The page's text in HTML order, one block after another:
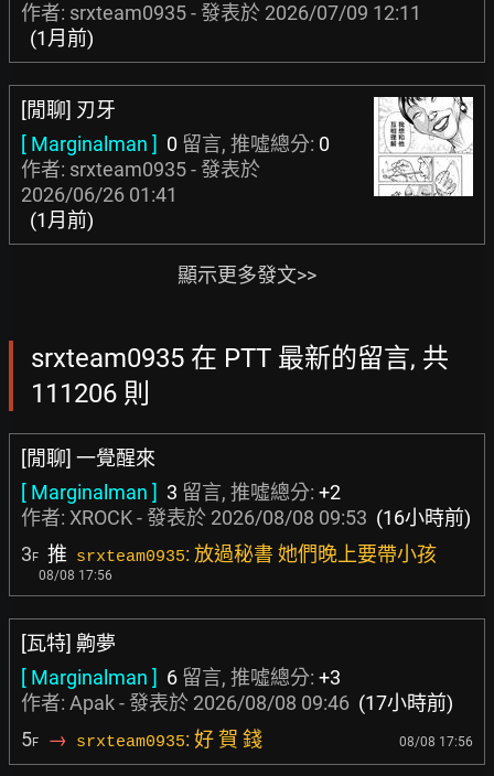
作者: srxteam0935 - 發表於 2026/07/09 12:11
(1月前)
[閒聊] 刃牙
[ Marginalman ] 0 留言, 推噓總分: 0
作者: srxteam0935 - 發表於
2026/06/26 01:41
(1月前)
顯示更多發文>>
srxteam0935 在 PTT 最新的留言, 共
111206 則
[閒聊] 一覺醒來
[ Marginalman ] 3 留言, 推噓總分: +2
作者: XROCK- 發表於 2026/08/08 09:53 (16小時前)
3F 推 srxteam0935: 放過秘書 她們晚上要帶小孩
08/08 17:56
[瓦特] 齁夢
[ Marginalman ] 6 留言, 推噓總分: +3
作者: Apak- 發表於 2026/08/08 09:46 (17小時前)
5F → srxteam0935: 好 賀 錢 08/08 17:56